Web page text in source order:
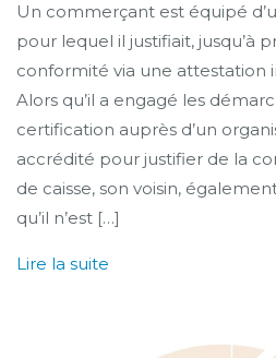
Un commerçant est équipé
pour lequel il justifiait, jusqu’à
conformité via une attestation
Alors qu’il a engagé les
certification auprès d’un
accrédité pour justifier de la
de caisse, son voisin,
qu’il n’est […]
Lire la suite